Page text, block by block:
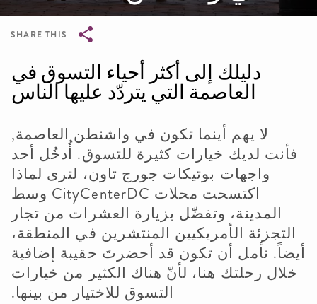
SHARE THIS
Breadcrumb
دليلك إلى أكثر أحياء التسوق في
العاصمة التي يتردّد عليها الناس
لا يهم أينما تكون في واشنطن العاصمة,
فأنت لديك خيارات كثيرة للتسوق. أُدخُل أحد
واجهات بوتيكات جورج تاون، لترى لماذا
اكتسحت محلات CityCenterDC وسط
المدينة، وتفضّل بزيارة العشرات من تجار
التجزئة الأمريكيين المنتشرين في المنطقة،
أيضاً. نأمل أن تكون قد أحضرتَ حقيبة إضافية
خلال رحلتك هنا، لأنّ هناك الكثير من خيارات
التسوق للاختيار من بينها.